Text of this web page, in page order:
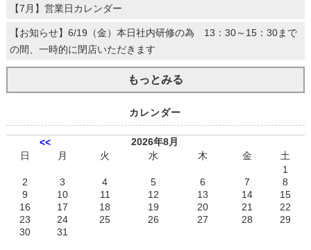
【7月】営業日カレンダー
【お知らせ】6/19（金）本日社内研修の為 13：30～15：30まで
の間、一時的に閉店いただきます
もっとみる
カレンダー
<<
2026年8月
日
月 火 水 木 金
土
1
2
3 4 5 6 7
8
9
10 11 12 13 14
15
16
17 18 19 20 21
22
23
24 25 26 27 28
29
30
31